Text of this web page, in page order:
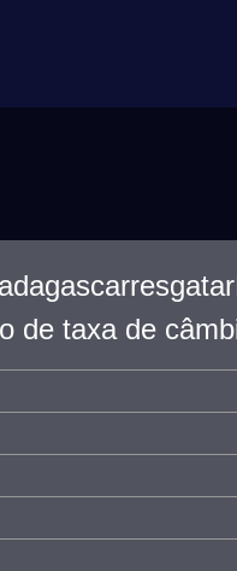
de taxa de